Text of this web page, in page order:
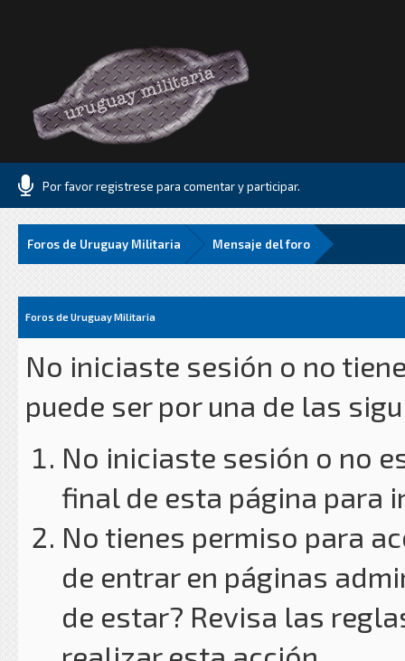
Por favor registrese para comentar y participar.
Foros de Uruguay Militaria Mensaje del foro
Foros de Uruguay Militaria
No iniciaste sesión o no
puede ser por una de las
No iniciaste sesión o no
final de esta página para
No tienes permiso para
de entrar en páginas
de estar? Revisa las